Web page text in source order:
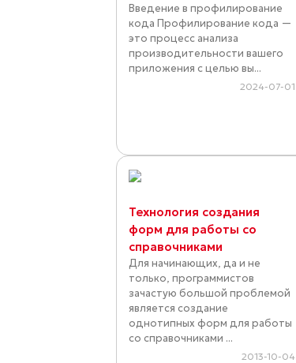
Введение в профилирование
кода Профилирование кода —
это процесс анализа
производительности вашего
приложения с целью вы...
2024-07-01
Технология создания
форм для работы со
справочниками
Для начинающих, да и не
только, программистов
зачастую большой проблемой
является создание
однотипных форм для работы
со справочниками ...
2013-10-04